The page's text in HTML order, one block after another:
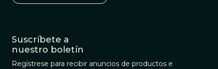
Suscríbete a
nuestro boletín
Regístrese para recibir anuncios de productos e